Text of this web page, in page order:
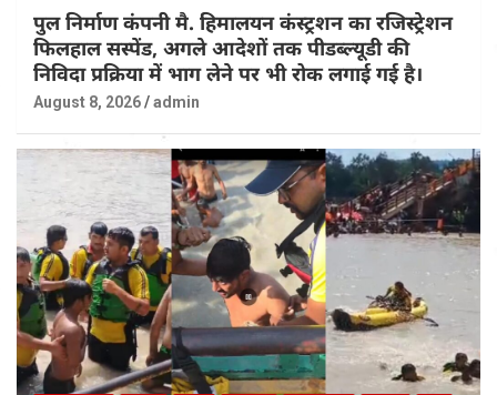
पुल निर्माण कंपनी मै. हिमालयन कंस्ट्रशन का रजिस्ट्रेशन
फिलहाल सस्पेंड, अगले आदेशों तक पीडब्ल्यूडी की
निविदा प्रक्रिया में भाग लेने पर भी रोक लगाई गई है।
August 8, 2026 admin